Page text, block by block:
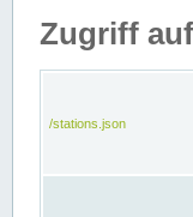
Zugriff
/stations.json